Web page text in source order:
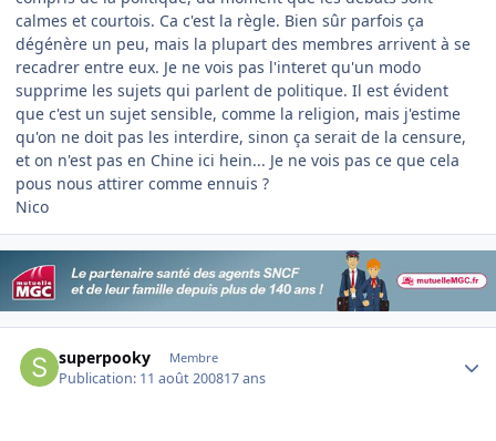
calmes et courtois. Ca c'est la règle. Bien sûr parfois ça
dégénère un peu, mais la plupart des membres arrivent à se
recadrer entre eux. Je ne vois pas l'interet qu'un modo
supprime les sujets qui parlent de politique. Il est évident
que c'est un sujet sensible, comme la religion, mais j'estime
qu'on ne doit pas les interdire, sinon ça serait de la censure,
et on n'est pas en Chine ici hein... Je ne vois pas ce que cela
pous nous attirer comme ennuis ?
Nico
superpooky Membre
Publication: 11 août 200817 ans